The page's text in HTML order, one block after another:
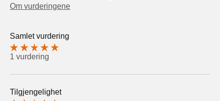
Om vurderingene
Samlet vurdering
1 vurdering
Tilgjengelighet